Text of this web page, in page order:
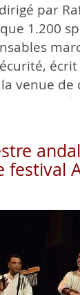
par
1.200
venue de
festival